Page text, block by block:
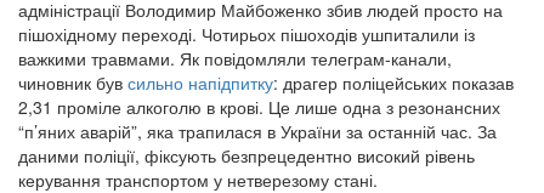
адміністрації Володимир Майбоженко збив людей просто на
пішохідному переході. Чотирьох пішоходів ушпиталили із
важкими травмами. Як повідомляли телеграм-канали,
чиновник був сильно напідпитку: драгер поліцейських показав
2,31 проміле алкоголю в крові. Це лише одна з резонансних
“п’яних аварій”, яка трапилася в України за останній час. За
даними поліції, фіксують безпрецедентно високий рівень
керування транспортом у нетверезому стані.